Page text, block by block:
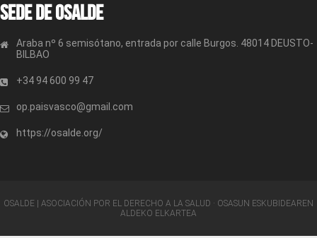
Sede de OSALDE
Araba nº 6 semisótano, entrada por calle Burgos. 48014 DEUSTO-
BILBAO
+34 94 600 99 47
op.paisvasco@gmail.com
https://osalde.org/
OSALDE | ASOCIACIÓN POR EL DERECHO A LA SALUD · OSASUN ESKUBIDEAREN
ALDEKO ELKARTEA